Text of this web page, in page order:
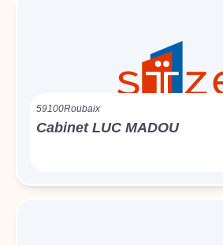
59100Roubaix
Cabinet LUC MADOU